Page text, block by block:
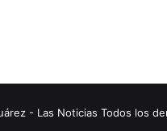
- Las Noticias Todos los